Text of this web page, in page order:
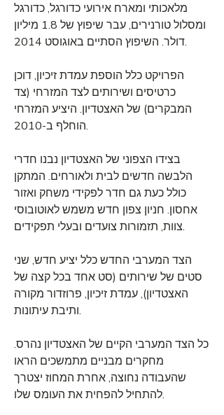
מלאכותי ומארח אירועי כדורגל, כדורגל
ומסלול טורנירים, עבר שיפוץ של 1.8 מיליון
דולר. השיפוץ הסתיים באוגוסט 2014.
הפרויקט כלל הוספת עמדת זיכיון, דוכן
כרטיסים ושירותים לצד המזרחי (צד
המבקרים) של האצטדיון. היציע המזרחי
הוחלף ב-2010.
בצידו הצפוני של האצטדיון נבנו חדרי
הלבשה חדשים לבית ולאורחים. המתקן
כולל כעת גם חדר לפקידי משחק ואזור
אחסון. חניון צפון חדש משמש לאוטובוסי
צוות, תזמורות צועדים ובעלי תפקידים.
הצד המערבי החדש כלל יציע חדש, שני
סטים של שירותים (סט אחד בכל קצה של
האצטדיון), עמדת זיכיון, פרוזדור מקורה
ותיבת עיתונות.
כל הצד המערבי הקיים של האצטדיון נהרס.
מחקרים מבניים מתמשכים הראו
שהעבודה נחוצה, אחרת המחוז יצטרך
להתחיל להפחית את העומס שלו.